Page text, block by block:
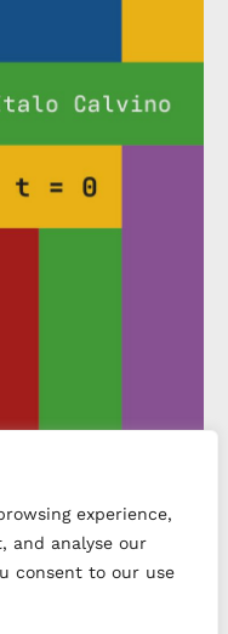
experience,
and analyse our
consent to our use